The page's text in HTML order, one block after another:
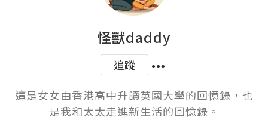
怪獸daddy
追蹤
這是女女由香港高中升讀英國大學的回憶錄，也
是我和太太走進新生活的回憶錄。